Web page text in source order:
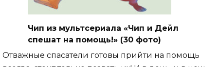
Чип из мультсериала «Чип и Дейл
спешат на помощь!» (30 фото)
Отважные спасатели готовы прийти на помощь